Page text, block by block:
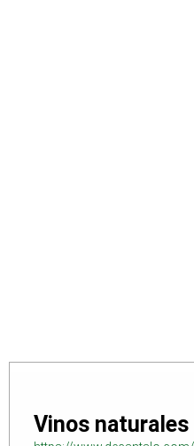
Vinos naturales